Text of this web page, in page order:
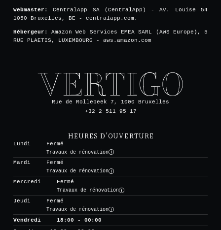
Webmaster:CentralApp SA (CentralApp) - Av. Louise 54
1050 Bruxelles, BE - centralapp.com.
Hébergeur:Amazon Web Services EMEA SARL (AWS Europe), 5
RUE PLAETIS, LUXEMBOURG - aws.amazon.com
Rue de Rollebeek 7, 1000 Bruxelles
+32 2 511 95 17
HEURES D'OUVERTURE
Lundi
Fermé
Travaux de rénovation
Mardi
Fermé
Travaux de rénovation
Mercredi
Fermé
Travaux de rénovation
Jeudi
Fermé
Travaux de rénovation
Vendredi
18:00 - 00:00